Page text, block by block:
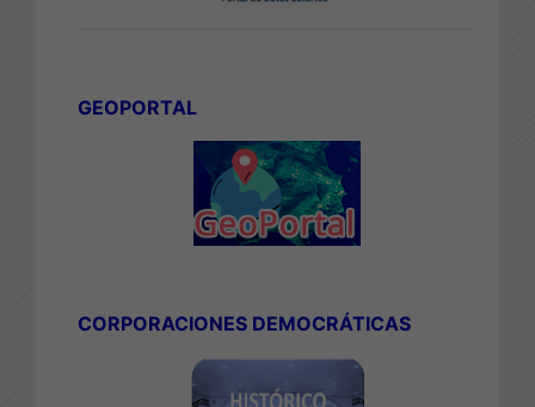
GEOPORTAL
CORPORACIONES DEMOCRÁTICAS